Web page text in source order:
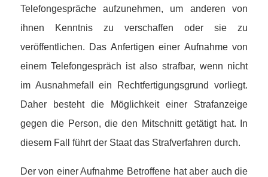
Telefongespräche aufzunehmen, um anderen von
ihnen Kenntnis zu verschaffen oder sie zu
veröffentlichen. Das Anfertigen einer Aufnahme von
einem Telefongespräch ist also strafbar, wenn nicht
im Ausnahmefall ein Rechtfertigungsgrund vorliegt.
Daher besteht die Möglichkeit einer Strafanzeige
gegen die Person, die den Mitschnitt getätigt hat. In
diesem Fall führt der Staat das Strafverfahren durch.
Der von einer Aufnahme Betroffene hat aber auch die